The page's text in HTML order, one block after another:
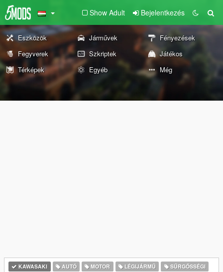
Show Adult Bejelentkezés
Eszközök Járművek
Fényezések
Fegyverek
Szkriptek
Játékos
Térképek
Egyéb Még
KAWASAKI AUTÓ MOTOR LÉGIJÁRMŰ
SŰRGŐSSÉGI